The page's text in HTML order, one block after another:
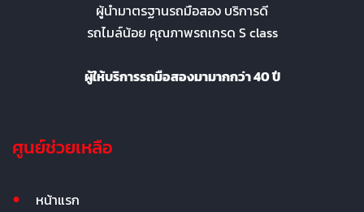
ผู้นำมาตรฐานรถมือสอง บริการดี
รถไมล์น้อย คุณภาพรถเกรด S class
ผู้ให้บริการรถมือสองมามากกว่า 40 ปี
ศูนย์ช่วยเหลือ
หน้าแรก